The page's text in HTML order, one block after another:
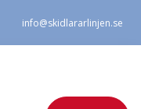
info@skidlararlinjen.se